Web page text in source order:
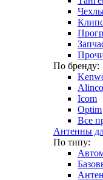
По бренду:
Alinco
Icom
Optim
Все
Антенны
По типу: